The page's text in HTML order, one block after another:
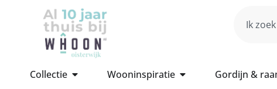
Collectie Wooninspiratie Gordijn &